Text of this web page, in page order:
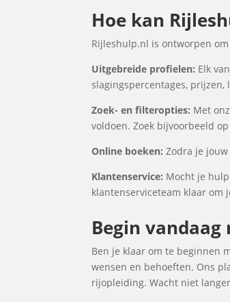
Hoe kan
Rijleshulp.nl is ontworpen
Uitgebreide profielen: Elk
slagingspercentages,
Zoek- en filteropties: Met
voldoen. Zoek bijvoorbeeld
Online boeken: Zodra je
Klantenservice: Mocht je
klantenserviceteam klaar om
Begin
Ben je klaar om te beginnen
wensen en behoeften. Ons
rijopleiding. Wacht niet